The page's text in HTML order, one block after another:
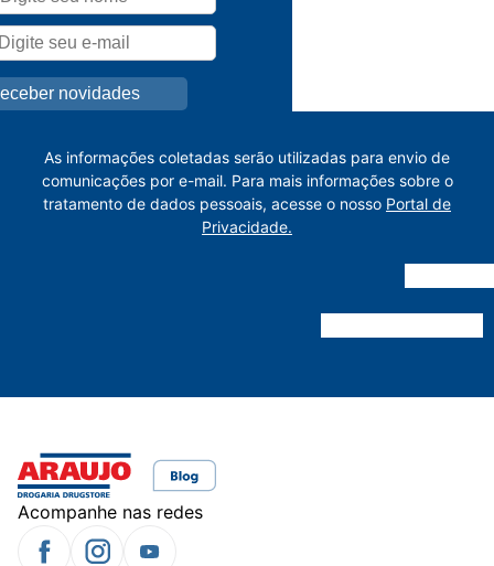
As informações coletadas serão utilizadas para envio de
comunicações por e-mail. Para mais informações sobre o
tratamento de dados pessoais, acesse o nosso Portal de
Privacidade.
Acompanhe nas redes